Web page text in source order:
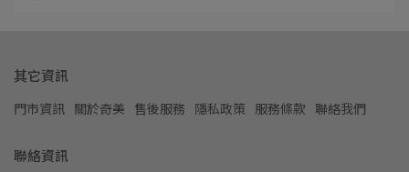
其它資訊
門市資訊 關於奇美 售後服務 隱私政策 服務條款 聯絡我們
聯絡資訊